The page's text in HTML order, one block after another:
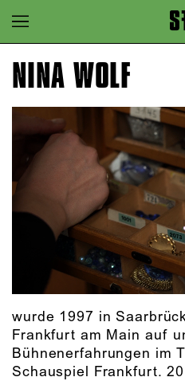
Zur Hauptnavigation
Zum Hauptinhalt
NINA WOLF
wurde 1997 in
Frankfurt am Main auf
Bühnenerfahrungen im
Schauspiel Frankfurt.